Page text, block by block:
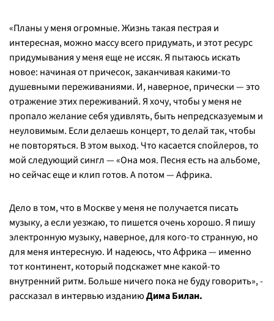
«Планы у меня огромные. Жизнь такая пестрая и
интересная, можно массу всего придумать, и этот ресурс
придумывания у меня еще не иссяк. Я пытаюсь искать
новое: начиная от причесок, заканчивая какими-то
душевными переживаниями. И, наверное, прически — это
отражение этих переживаний. Я хочу, чтобы у меня не
пропало желание себя удивлять, быть непредсказуемым и
неуловимым. Если делаешь концерт, то делай так, чтобы
не повторяться. В этом выход. Что касается спойлеров, то
мой следующий сингл — «Она моя. Песня есть на альбоме,
но сейчас еще и клип готов. А потом — Африка.
Дело в том, что в Москве у меня не получается писать
музыку, а если уезжаю, то пишется очень хорошо. Я пишу
электронную музыку, наверное, для кого-то странную, но
для меня интересную. И надеюсь, что Африка — именно
тот континент, который подскажет мне какой-то
внутренний ритм. Больше ничего пока не буду говорить», -
рассказал в интервью изданиюДима Билан.